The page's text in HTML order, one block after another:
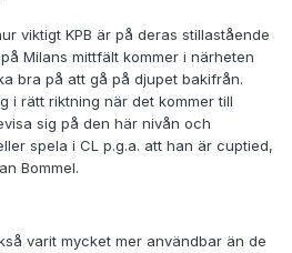
viktigt KPB är på deras stillastående
Milans mittfält kommer i närheten
bra på att gå på djupet bakifrån.
i rätt riktning när det kommer till
sig på den här nivån och
spela i CL p.g.a. att han är cuptied,
Bommel.
varit mycket mer användbar än de